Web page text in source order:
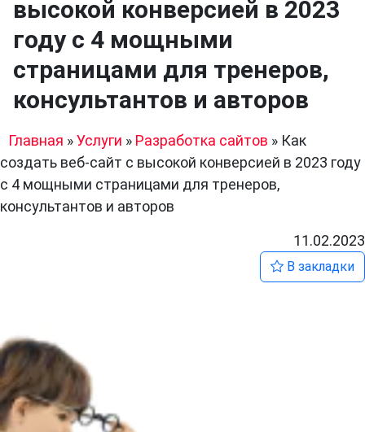
высокой конверсией в 2023
году с 4 мощными
страницами для тренеров,
консультантов и авторов
Главная »Услуги » Разработка сайтов » Как
создать веб-сайт с высокой конверсией в 2023 году
с 4 мощными страницами для тренеров,
консультантов и авторов
11.02.2023
В закладки